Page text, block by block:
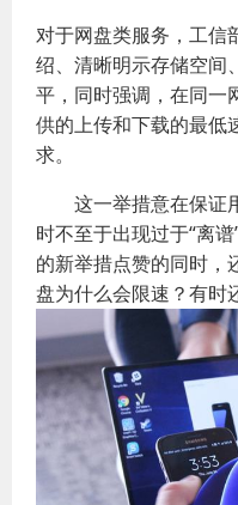
对于网盘类服务，工信
绍、清晰明示存储空间
平，同时强调，在同一
供的上传和下载的最低
求。
这一举措意在保证
时不至于出现过于“离
的新举措点赞的同时，
盘为什么会限速？有时